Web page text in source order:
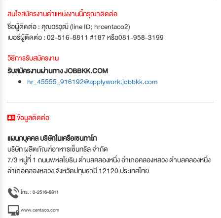
สนใจสมัครงานตำแหน่งงานนี้กรุณาติดต่อ
ชื่อผู้ติดต่อ : คุณวรวุฒิ (line ID; hrcentaco2)
เบอร์ผู้ติดต่อ : 02-516-8811 #187 หรือ081-958-3199
วิธีการรับสมัครงาน
รับสมัครงานผ่านทาง JOBBKK.COM
hr_45555_916192@applywork.jobbkk.com
ข้อมูลติดต่อ
แผนกบุคคล บริษัทในเครือเซนทาโก
บริษัท ผลิตภัณฑ์อาหารเซ็นทรัล จำกัด
7/3 หมู่ที่ 1 ถนนพหลโยธิน ตำบลคลองหนึ่ง อำเภอคลองหลวง ตำบลคลองหนึ่ง
อำเภอคลองหลวง จังหวัดปทุมธานี 12120 ประเทศไทย
โทร. : 0-2516-8811
www.centaco.com